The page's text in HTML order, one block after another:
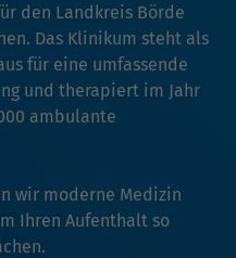
den Landkreis Börde
Das Klinikum steht als
für eine umfassende
und therapiert im Jahr
ambulante
wir moderne Medizin
Ihren Aufenthalt so